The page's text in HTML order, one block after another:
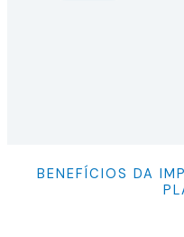
BENEFÍCIOS DA